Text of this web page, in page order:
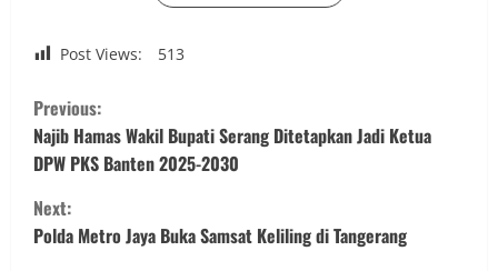
Post Views: 513
C
o
n
t
Previous:
Najib Hamas Wakil Bupati Serang Ditetapkan Jadi Ketua
DPW PKS Banten 2025-2030
Next:
Polda Metro Jaya Buka Samsat Keliling di Tangerang